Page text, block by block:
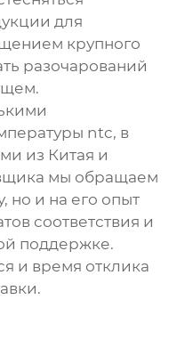
для
крупного
разочарований
ntc, в
из Китая и
мы обращаем
но и на его опыт
соответствия и
поддержке.
и время отклика